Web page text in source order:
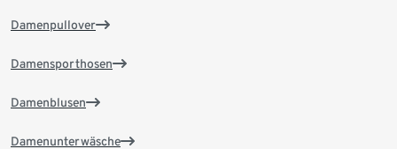
Damenpullover
Damensporthosen
Damenblusen
Damenunterwäsche